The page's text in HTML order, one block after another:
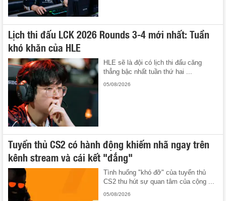
Lịch thi đấu LCK 2026 Rounds 3-4 mới nhất: Tuần
khó khăn của HLE
HLE sẽ là đội có lịch thi đấu căng
thẳng bậc nhất tuần thứ hai ...
05/08/2026
Tuyển thủ CS2 có hành động khiếm nhã ngay trên
kênh stream và cái kết "đắng"
Tình huống "khó đỡ" của tuyển thủ
CS2 thu hút sự quan tâm của cộng ...
05/08/2026